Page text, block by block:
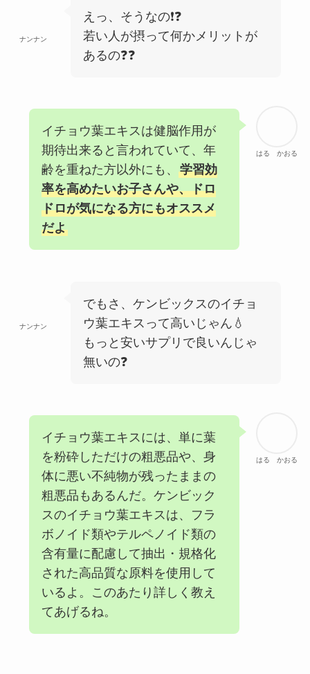
ナンナン
えっ、そうなの❗❓
若い人が摂って何かメリットが
あるの❓❓
はる かおる
イチョウ葉エキスは健脳作用が
期待出来ると言われていて、年
齢を重ねた方以外にも、 学習効
率を高めたいお子さんや、ドロ
ドロが気になる方にもオススメ
だよ
ナンナン
でもさ、ケンビックスのイチョ
ウ葉エキスって高いじゃん💧
もっと安いサプリで良いんじゃ
無いの❓
はる かおる
イチョウ葉エキスには、単に葉
を粉砕しただけの粗悪品や、身
体に悪い不純物が残ったままの
粗悪品もあるんだ。ケンビック
スのイチョウ葉エキスは、フラ
ボノイド類やテルペノイド類の
含有量に配慮して抽出・規格化
された高品質な原料を使用して
いるよ。このあたり詳しく教え
てあげるね。